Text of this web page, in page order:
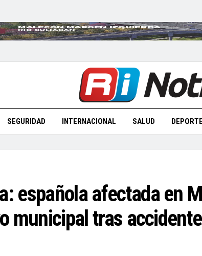
SEGURIDAD INTERNACIONAL SALUD
española afectada en
municipal tras